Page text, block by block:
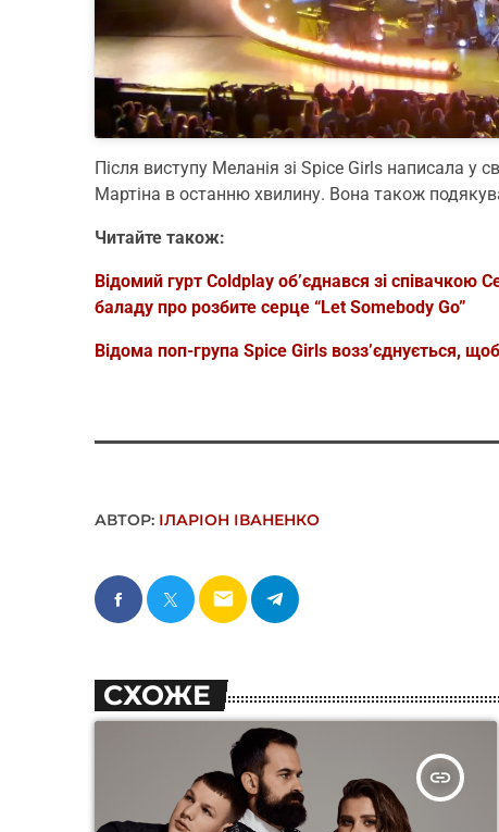
Після виступу Меланія зі Spice Girls написала у
Мартіна в останню хвилину. Вона також
Читайте також:
Відомий гурт Coldplay об’єднався зі
баладу про розбите серце “Let Somebody Go”
Відома поп-група Spice Girls возз’єднується,
АВТОР: ІЛАРІОН ІВАНЕНКО
email
СХОЖЕ
insert_link